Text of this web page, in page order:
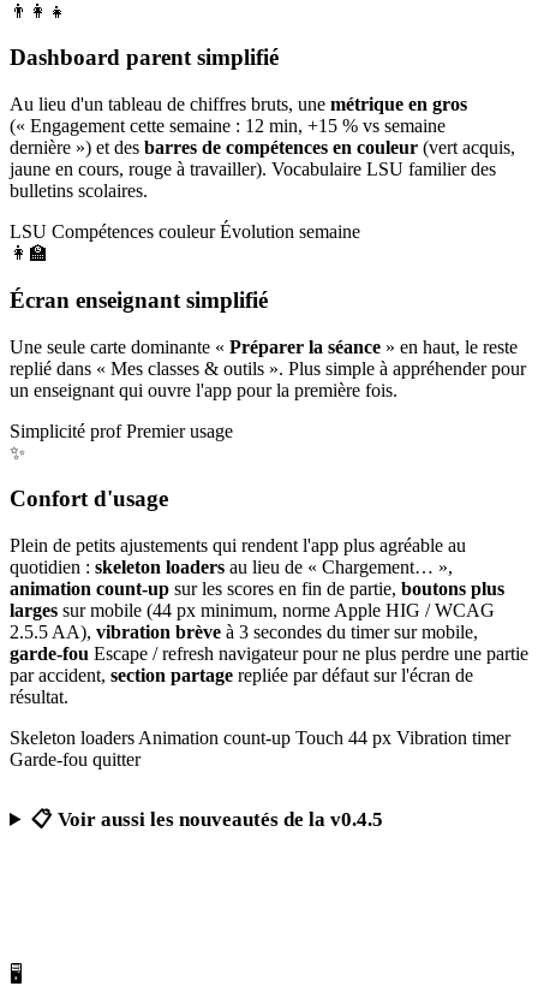
👨‍👩‍👧
Dashboard parent simplifié
Au lieu d'un tableau de chiffres bruts, une métrique en gros
(« Engagement cette semaine : 12 min, +15 % vs semaine
dernière ») et des barres de compétences en couleur (vert acquis,
jaune en cours, rouge à travailler). Vocabulaire LSU familier des
bulletins scolaires.
LSU Compétences couleur Évolution semaine
👩‍🏫
Écran enseignant simplifié
Une seule carte dominante « Préparer la séance » en haut, le reste
replié dans « Mes classes & outils ». Plus simple à appréhender pour
un enseignant qui ouvre l'app pour la première fois.
Simplicité prof Premier usage
✨
Confort d'usage
Plein de petits ajustements qui rendent l'app plus agréable au
quotidien : skeleton loaders au lieu de « Chargement… »,
animation count-up sur les scores en fin de partie, boutons plus
larges sur mobile (44 px minimum, norme Apple HIG / WCAG
2.5.5 AA), vibration brève à 3 secondes du timer sur mobile,
garde-fou Escape / refresh navigateur pour ne plus perdre une partie
par accident, section partage repliée par défaut sur l'écran de
résultat.
Skeleton loaders Animation count-up Touch 44 px Vibration timer
Garde-fou quitter
📋 Voir aussi les nouveautés de la v0.4.5
🖥️